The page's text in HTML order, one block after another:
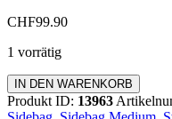
CHF99.90
1 vorrätig
Sidebag
Medium
Menge
IN DEN WARENKORB
Produkt ID: 13963